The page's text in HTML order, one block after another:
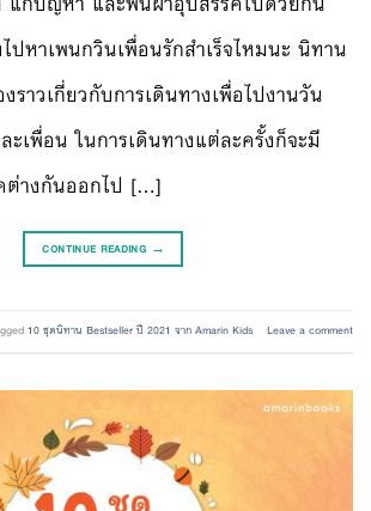
ปหาเพนกวินเพื่อนรักสำเร็จไหมนะ นิทาน
ราวเกี่ยวกับการเดินทางเพื่อไปงานวัน
ะเพื่อน ในการเดินทางแต่ละครั้งก็จะมี
ต่างกันออกไป […]
CONTINUE READING →
10 ชุดนิทาน Bestseller ปี 2021 จาก Amarin Kids Leave a comment